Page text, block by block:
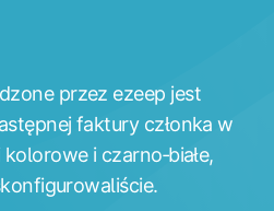
przez ezeep jest
faktury członka w
i czarno‑białe,